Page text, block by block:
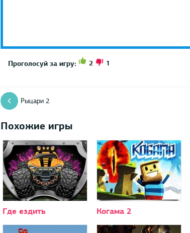
Проголосуй за игру: 2 1
Рыцари 2
Похожие игры
Где ездить Когама 2